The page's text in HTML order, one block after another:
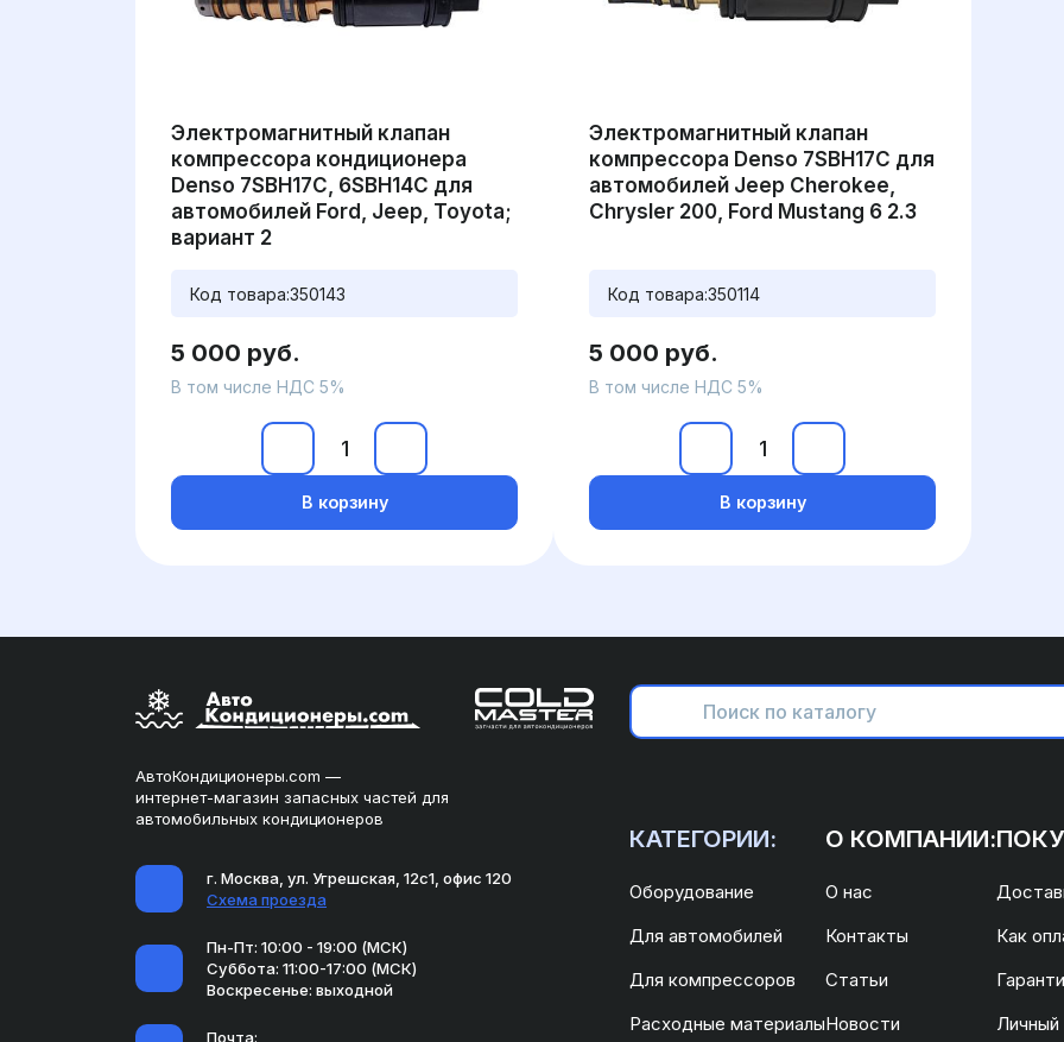
Электромагнитный клапан
компрессора кондиционера
Denso 7SBH17C, 6SBH14C для
автомобилей Ford, Jeep, Toyota;
вариант 2
Код товара:350143
5 000 руб.
В том числе НДС 5%
В корзину
Электромагнитный клапан
компрессора Denso 7SBH17C для
автомобилей Jeep Cherokee,
Chrysler 200, Ford Mustang 6 2.3
Код товара:350114
5 000 руб.
В том числе НДС 5%
В корзину
АвтоКондиционеры.com —
интернет-магазин запасных частей для
автомобильных кондиционеров
г. Москва, ул. Угрешская, 12с1, офис 120
Схема проезда
Пн-Пт: 10:00 - 19:00 (МСК)
Суббота: 11:00-17:00 (МСК)
Воскресенье: выходной
Почта:
КАТЕГОРИИ:
Оборудование
Для автомобилей
Для компрессоров
Расходные материалы
О КОМПАНИИ:
О нас
Контакты
Статьи
Новости
Как
Личный